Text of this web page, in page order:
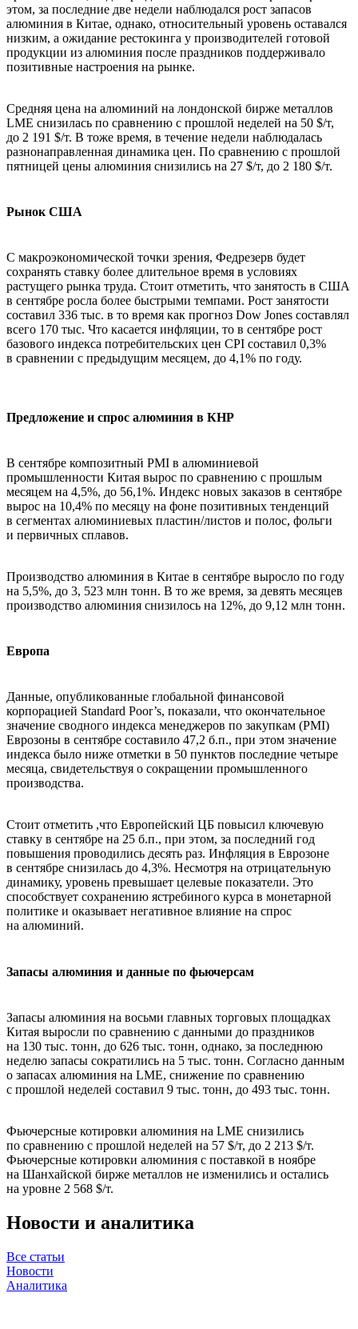
этом, за последние две недели наблюдался рост запасов
алюминия в Китае, однако, относительный уровень оставался
низким, а ожидание рестокинга у производителей готовой
продукции из алюминия после праздников поддерживало
позитивные настроения на рынке.
Средняя цена на алюминий на лондонской бирже металлов
LME снизилась по сравнению с прошлой неделей на 50 $/т,
до 2 191 $/т. В тоже время, в течение недели наблюдалась
разнонаправленная динамика цен. По сравнению с прошлой
пятницей цены алюминия снизились на 27 $/т, до 2 180 $/т.
Рынок США
С макроэкономической точки зрения, Федрезерв будет
сохранять ставку более длительное время в условиях
растущего рынка труда. Стоит отметить, что занятость в США
в сентябре росла более быстрыми темпами. Рост занятости
составил 336 тыс. в то время как прогноз Dow Jones составлял
всего 170 тыс. Что касается инфляции, то в сентябре рост
базового индекса потребительских цен CPI составил 0,3%
в сравнении с предыдущим месяцем, до 4,1% по году.
Предложение и спрос алюминия в КНР
В сентябре композитный PMI в алюминиевой
промышленности Китая вырос по сравнению с прошлым
месяцем на 4,5%, до 56,1%. Индекс новых заказов в сентябре
вырос на 10,4% по месяцу на фоне позитивных тенденций
в сегментах алюминиевых пластин/листов и полос, фольги
и первичных сплавов.
Производство алюминия в Китае в сентябре выросло по году
на 5,5%, до 3, 523 млн тонн. В то же время, за девять месяцев
производство алюминия снизилось на 12%, до 9,12 млн тонн.
Европа
Данные, опубликованные глобальной финансовой
корпорацией Standard Poor’s, показали, что окончательное
значение сводного индекса менеджеров по закупкам (PMI)
Еврозоны в сентябре составило 47,2 б.п., при этом значение
индекса было ниже отметки в 50 пунктов последние четыре
месяца, свидетельствуя о сокращении промышленного
производства.
Стоит отметить ,что Европейский ЦБ повысил ключевую
ставку в сентябре на 25 б.п., при этом, за последний год
повышения проводились десять раз. Инфляция в Еврозоне
в сентябре снизилась до 4,3%. Несмотря на отрицательную
динамику, уровень превышает целевые показатели. Это
способствует сохранению ястребиного курса в монетарной
политике и оказывает негативное влияние на спрос
на алюминий.
Запасы алюминия и данные по фьючерсам
Запасы алюминия на восьми главных торговых площадках
Китая выросли по сравнению с данными до праздников
на 130 тыс. тонн, до 626 тыс. тонн, однако, за последнюю
неделю запасы сократились на 5 тыс. тонн. Согласно данным
о запасах алюминия на LME, снижение по сравнению
с прошлой неделей составил 9 тыс. тонн, до 493 тыс. тонн.
Фьючерсные котировки алюминия на LME снизились
по сравнению с прошлой неделей на 57 $/т, до 2 213 $/т.
Фьючерсные котировки алюминия с поставкой в ноябре
на Шанхайской бирже металлов не изменились и остались
на уровне 2 568 $/т.
Новости и аналитика
Все статьи
Новости
Аналитика